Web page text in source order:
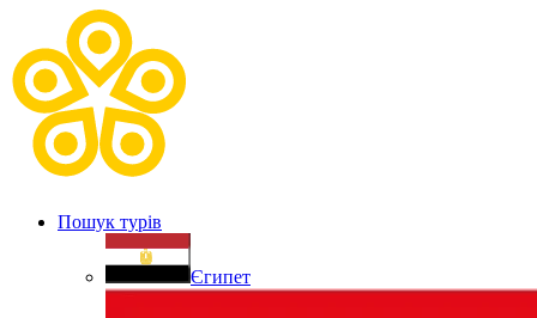
Пошук турів
Єгипет